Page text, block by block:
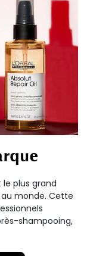
le plus grand
monde. Cette
shampooing,